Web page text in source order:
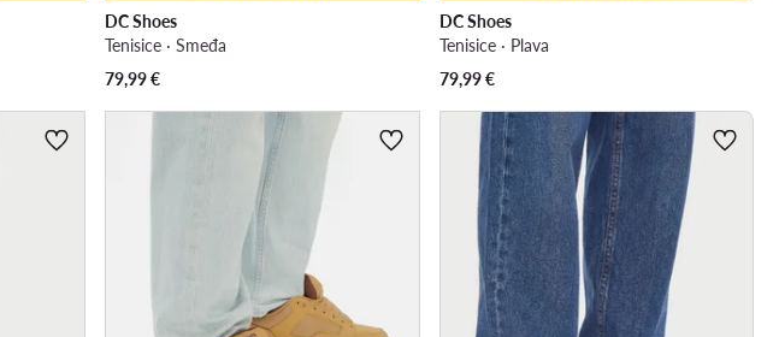
DC Shoes
Tenisice · Smeđa
79,99€
DC Shoes
Tenisice · Plava
79,99€